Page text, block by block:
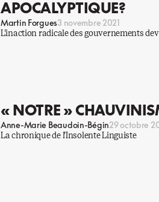
APOCALYPTIQUE?
Martin Forgues3 novembre 2021
L’inaction radicale des gouvernements
« NOTRE »
Anne-Marie Beaudoin-Bégin29 octobre
La chronique de l’Insolente Linguiste